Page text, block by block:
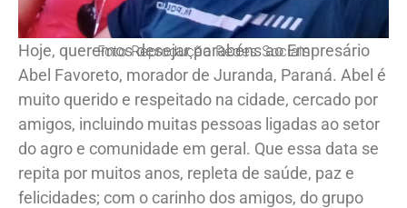
Foto Reprodução Redes Sociais
Hoje, queremos desejar parabéns ao Empresário
Abel Favoreto, morador de Juranda, Paraná. Abel é
muito querido e respeitado na cidade, cercado por
amigos, incluindo muitas pessoas ligadas ao setor
do agro e comunidade em geral. Que essa data se
repita por muitos anos, repleta de saúde, paz e
felicidades; com o carinho dos amigos, do grupo